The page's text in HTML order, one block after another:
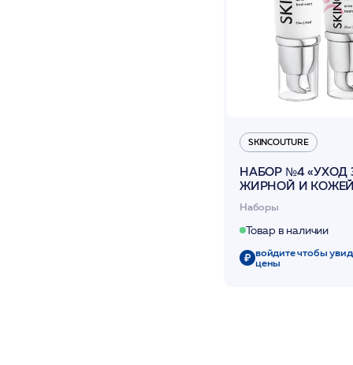
SKINCOUTURE
НАБОР №4 «УХОД
ЖИРНОЙ И КОЖЕЙ
( ULTRACLEAR
CREAM+
SERUM) /
Наборы
Товар в наличии
войдите чтобы
цены